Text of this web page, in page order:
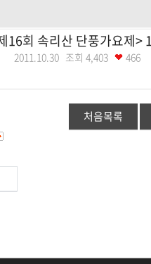
16회 속리산 단풍가요제>
2011.10.30 조회 4,403 466
처음목록